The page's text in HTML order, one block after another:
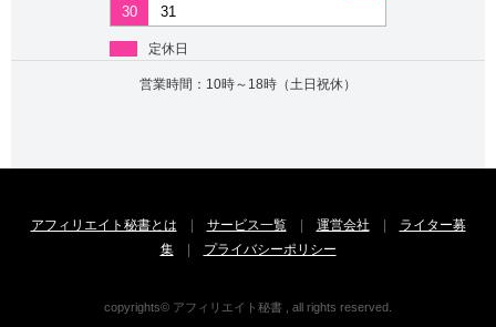
30
31
定休日
営業時間：10時～18時（土日祝休）
アフィリエイト秘書とは | サービス一覧| 運営会社 |
ライター募
集| プライバシーポリシー
copyrights© アフィリエイト秘書 , all rights reserved.